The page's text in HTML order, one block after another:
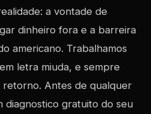
a vontade de
dinheiro fora e a barreira
americano. Trabalhamos
letra miuda, e sempre
retorno. Antes de qualquer
diagnostico gratuito do seu